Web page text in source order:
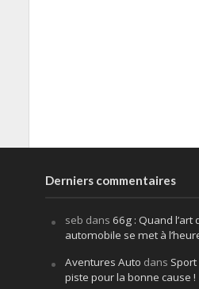
Derniers commentaires
seb dans 66g : Quand l’art
automobile se met à
Aventures Auto dans
piste pour la bonne cause !